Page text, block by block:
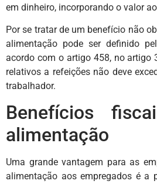
em dinheiro, incorporando o valor
Por se tratar de um benefício não
alimentação pode ser definido
acordo com o artigo 458, no artigo
relativos a refeições não deve
trabalhador.
Benefícios
alimentação
Uma grande vantagem para as
alimentação aos empregados é a